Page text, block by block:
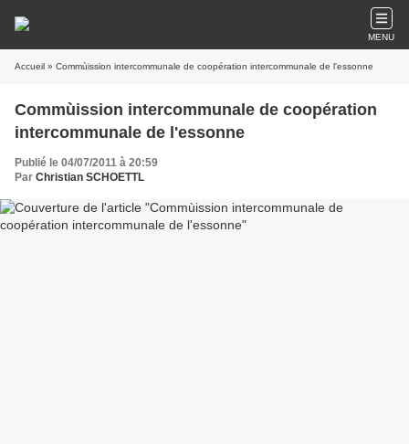
MENU
Accueil » Commùission intercommunale de coopération intercommunale de l'essonne
Commùission intercommunale de coopération
intercommunale de l'essonne
Publié le 04/07/2011 à 20:59
Par Christian SCHOETTL